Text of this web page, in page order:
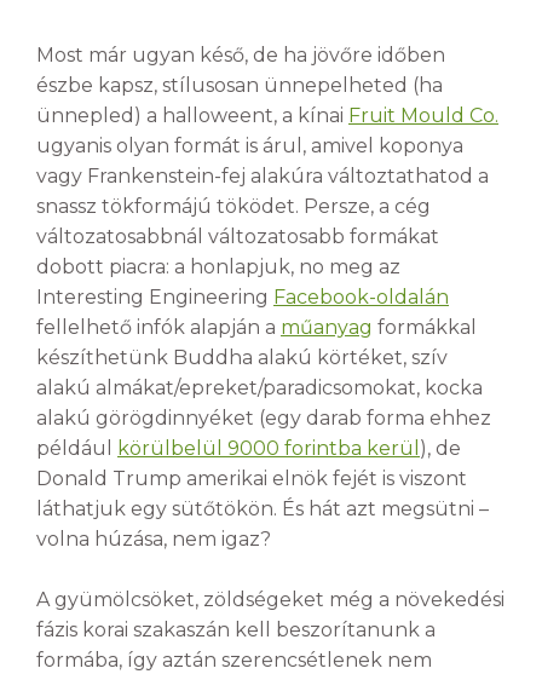
Most már ugyan késő, de ha jövőre időben
észbe kapsz, stílusosan ünnepelheted (ha
ünnepled) a halloweent, a kínai Fruit Mould Co.
ugyanis olyan formát is árul, amivel koponya
vagy Frankenstein-fej alakúra változtathatod a
snassz tökformájú töködet. Persze, a cég
változatosabbnál változatosabb formákat
dobott piacra: a honlapjuk, no meg az
Interesting Engineering Facebook-oldalán
fellelhető infók alapján a műanyag formákkal
készíthetünk Buddha alakú körtéket, szív
alakú almákat/epreket/paradicsomokat, kocka
alakú görögdinnyéket (egy darab forma ehhez
például
körülbelül 9000 forintba kerül ), de
Donald Trump amerikai elnök fejét is viszont
láthatjuk egy sütőtökön. És hát azt megsütni –
volna húzása, nem igaz?
A gyümölcsöket, zöldségeket még a növekedési
fázis korai szakaszán kell beszorítanunk a
formába, így aztán szerencsétlenek nem